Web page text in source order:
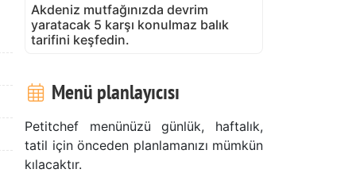
Akdeniz mutfağınızda devrim
yaratacak 5 karşı konulmaz balık
tarifini keşfedin.
Menü planlayıcısı
Petitchef menünüzü günlük, haftalık,
tatil için önceden planlamanızı mümkün
kılacaktır.